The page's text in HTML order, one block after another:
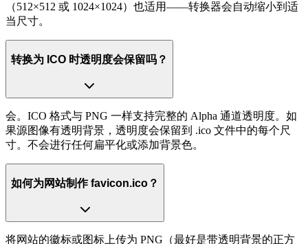
（512×512 或 1024×1024）也适用——转换器会自动缩小到适
当尺寸。
转换为 ICO 时透明度会保留吗？
会。ICO 格式与 PNG 一样支持完整的 Alpha 通道透明度。如
果源图像有透明背景，透明度会保留到 .ico 文件中的每个尺
寸。不会进行任何扁平化或添加背景色。
如何为网站制作 favicon.ico？
将网站的徽标或图标上传为 PNG（最好是带透明背景的正方